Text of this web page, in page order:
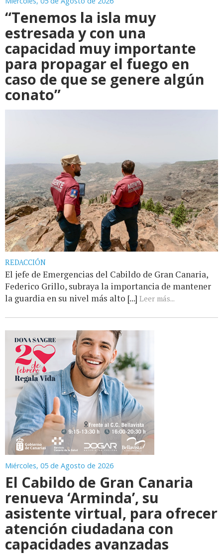
“Tenemos la isla muy
estresada y con una
capacidad muy importante
para propagar el fuego en
caso de que se genere algún
conato”
REDACCIÓN
El jefe de Emergencias del Cabildo de Gran Canaria,
Federico Grillo, subraya la importancia de mantener
la guardia en su nivel más alto [...] Leer más...
Miércoles, 05 de Agosto de 2026
El Cabildo de Gran Canaria
renueva ‘Arminda’, su
asistente virtual, para ofrecer
atención ciudadana con
capacidades avanzadas